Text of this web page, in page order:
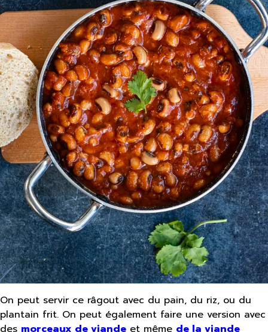
On peut servir ce râgout avec du pain, du riz, ou du
plantain frit. On peut également faire une version avec
des morceaux de viande et même de la viande